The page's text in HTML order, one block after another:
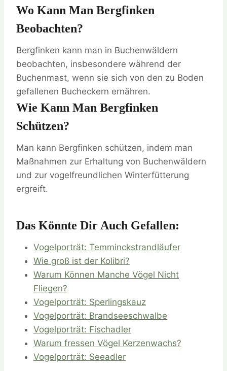
Wo Kann Man Bergfinken
Beobachten?
Bergfinken kann man in Buchenwäldern
beobachten, insbesondere während der
Buchenmast, wenn sie sich von den zu Boden
gefallenen Bucheckern ernähren.
Wie Kann Man Bergfinken
Schützen?
Man kann Bergfinken schützen, indem man
Maßnahmen zur Erhaltung von Buchenwäldern
und zur vogelfreundlichen Winterfütterung
ergreift.
Das Könnte Dir Auch Gefallen:
Vogelporträt: Temminckstrandläufer
Wie groß ist der Kolibri?
Warum Können Manche Vögel Nicht
Fliegen?
Vogelporträt: Sperlingskauz
Vogelporträt: Brandseeschwalbe
Vogelporträt: Fischadler
Warum fressen Vögel Kerzenwachs?
Vogelporträt: Seeadler